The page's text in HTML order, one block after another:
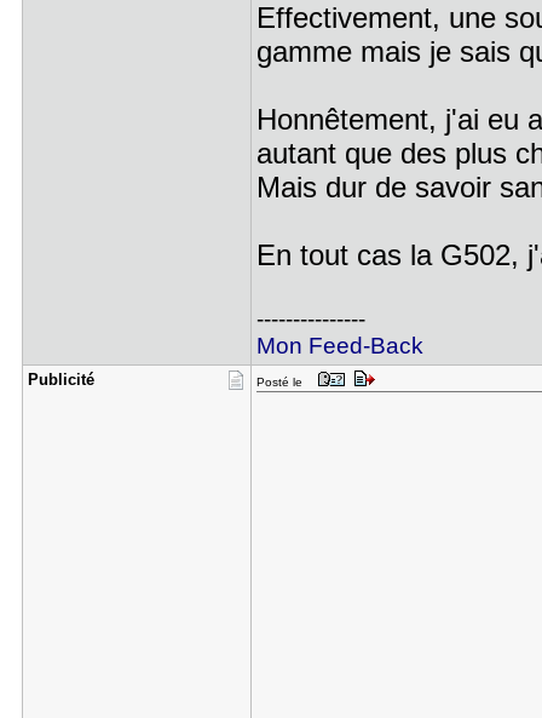
Effectivement, une
gamme mais je sais
Honnêtement, j'ai eu
autant que des plus
Mais dur de savoir
En tout cas la G502,
---------------
Mon Feed-Back
Publicité Posté le